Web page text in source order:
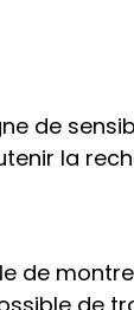
de
la
de